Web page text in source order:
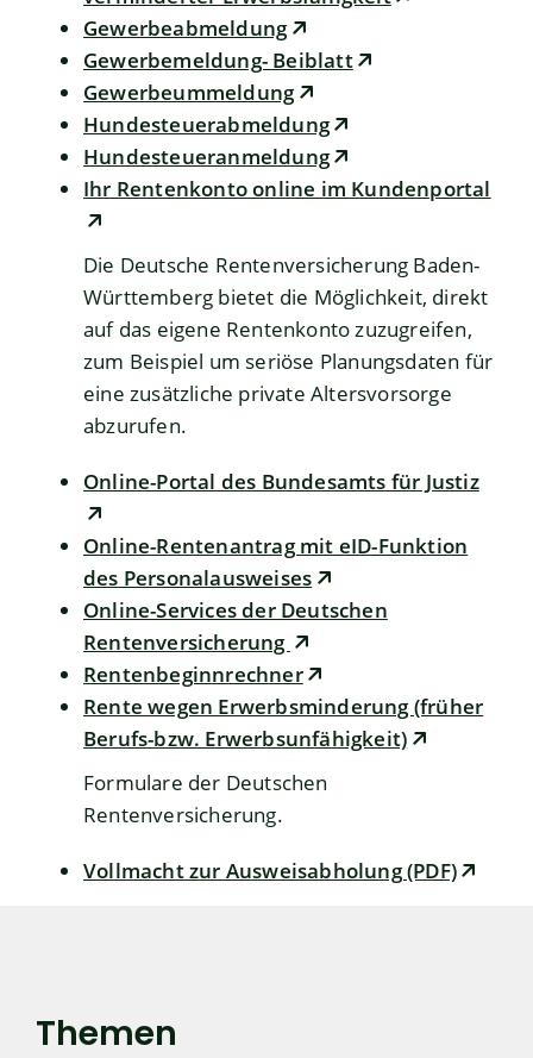
Gewerbeabmeldung
Gewerbemeldung- Beiblatt
Gewerbeummeldung
Hundesteuerabmeldung
Hundesteueranmeldung
Ihr Rentenkonto online im Kundenportal
Die Deutsche Rentenversicherung Baden-
Württemberg bietet die Möglichkeit, direkt
auf das eigene Rentenkonto zuzugreifen,
zum Beispiel um seriöse Planungsdaten für
eine zusätzliche private Altersvorsorge
abzurufen.
Online-Portal des Bundesamts für Justiz
Online-Rentenantrag mit eID-Funktion
des Personalausweises
Online-Services der Deutschen
Rentenversicherung
Rentenbeginnrechner
Rente wegen Erwerbsminderung (früher
Berufs-bzw. Erwerbsunfähigkeit)
Formulare der Deutschen
Rentenversicherung.
Vollmacht zur Ausweisabholung (PDF)
Themen